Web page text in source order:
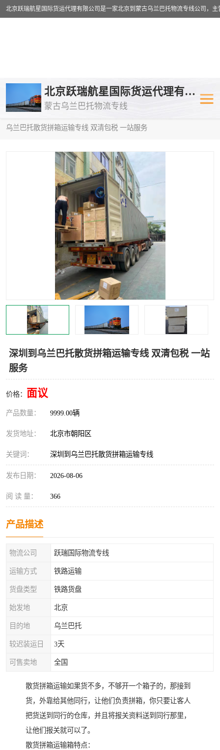
北京跃瑞航星国际货运代理有限公司
蒙古乌兰巴托物流专线
乌兰巴托散货拼箱运输专线 双清包税 一站服务
深圳到乌兰巴托散货拼箱运输专线 双清包税 一站
服务
价格： 面议
产品数量： 9999.00辆
发货地址： 北京市朝阳区
关键词： 深圳到乌兰巴托散货拼箱运输专线
发布日期： 2026-08-06
阅 读 量： 366
产品描述
物流公司 跃瑞国际物流专线
运输方式 铁路运输
货盘类型 铁路货盘
始发地 北京
目的地 乌兰巴托
较迟装运日 3天
可售卖地 全国
散货拼箱运输如果货不多，不够开一个箱子的，那接到
货，外靠给其他同行，让他们负责拼箱，你只要让客人
把货送到同行的仓库，并且将报关资料送到同行那里，
让他们报关就可以了。
散货拼箱运输箱特点：
乌兰巴托物流专线 乌兰巴托铁
乌兰巴托公路运输
中欧班列
蒙古乌兰巴托双清包税
蒙古乌兰巴托空运专线
蒙古乌兰巴托汽运专线
中亚铁路运输